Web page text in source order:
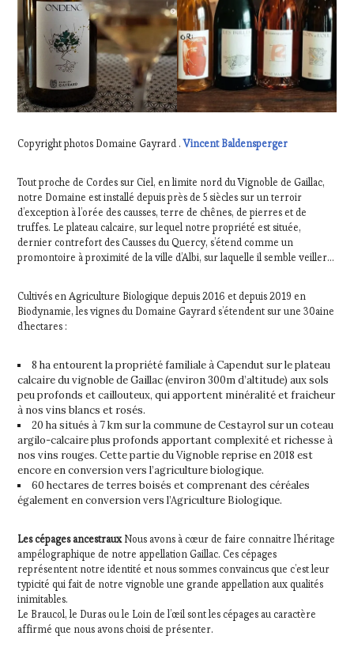
Copyright photos Domaine Gayrard .Vincent Baldensperger
Tout proche de Cordes sur Ciel, en limite nord du Vignoble de Gaillac,
notre Domaine est installé depuis près de 5 siècles sur un terroir
d’exception à l’orée des causses, terre de chênes, de pierres et de
truffes. Le plateau calcaire, sur lequel notre propriété est située,
dernier contrefort des Causses du Quercy, s’étend comme un
promontoire à proximité de la ville d’Albi, sur laquelle il semble veiller…
Cultivés en Agriculture Biologique depuis 2016 et depuis 2019 en
Biodynamie, les vignes du Domaine Gayrard s’étendent sur une 30aine
d’hectares :
8 ha entourent la propriété familiale à Capendut sur le plateau
calcaire du vignoble de Gaillac (environ 300m d’altitude) aux sols
peu profonds et caillouteux, qui apportent minéralité et fraicheur
à nos vins blancs et rosés.
20 ha situés à 7 km sur la commune de Cestayrol sur un coteau
argilo-calcaire plus profonds apportant complexité et richesse à
nos vins rouges. Cette partie du Vignoble reprise en 2018 est
encore en conversion vers l’agriculture biologique.
60 hectares de terres boisés et comprenant des céréales
également en conversion vers l’Agriculture Biologique.
Les cépages ancestrauxNous avons à cœur de faire connaitre l’héritage
ampélographique de notre appellation Gaillac. Ces cépages
représentent notre identité et nous sommes convaincus que c’est leur
typicité qui fait de notre vignoble une grande appellation aux qualités
inimitables.
Le Braucol, le Duras ou le Loin de l’œil sont les cépages au caractère
affirmé que nous avons choisi de présenter.